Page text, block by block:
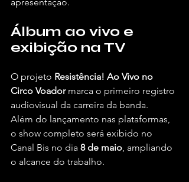
Álbum ao vivo e
exibição na TV
O projeto Resistência! Ao Vivo no
Circo Voador marca o primeiro registro
audiovisual da carreira da banda.
Além do lançamento nas plataformas,
o show completo será exibido no
Canal Bis no dia 8 de maio, ampliando
o alcance do trabalho.